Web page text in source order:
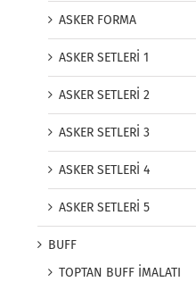
ASKER FORMA
ASKER SETLERİ 1
ASKER SETLERİ 2
ASKER SETLERİ 3
ASKER SETLERİ 4
ASKER SETLERİ 5
BUFF
TOPTAN BUFF İMALATI